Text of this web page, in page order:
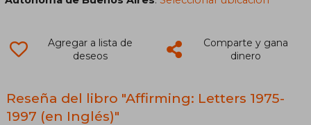
Agregar a lista de
deseos
Comparte y gana
dinero
Reseña del libro "Affirming: Letters 1975-
1997 (en Inglés)"